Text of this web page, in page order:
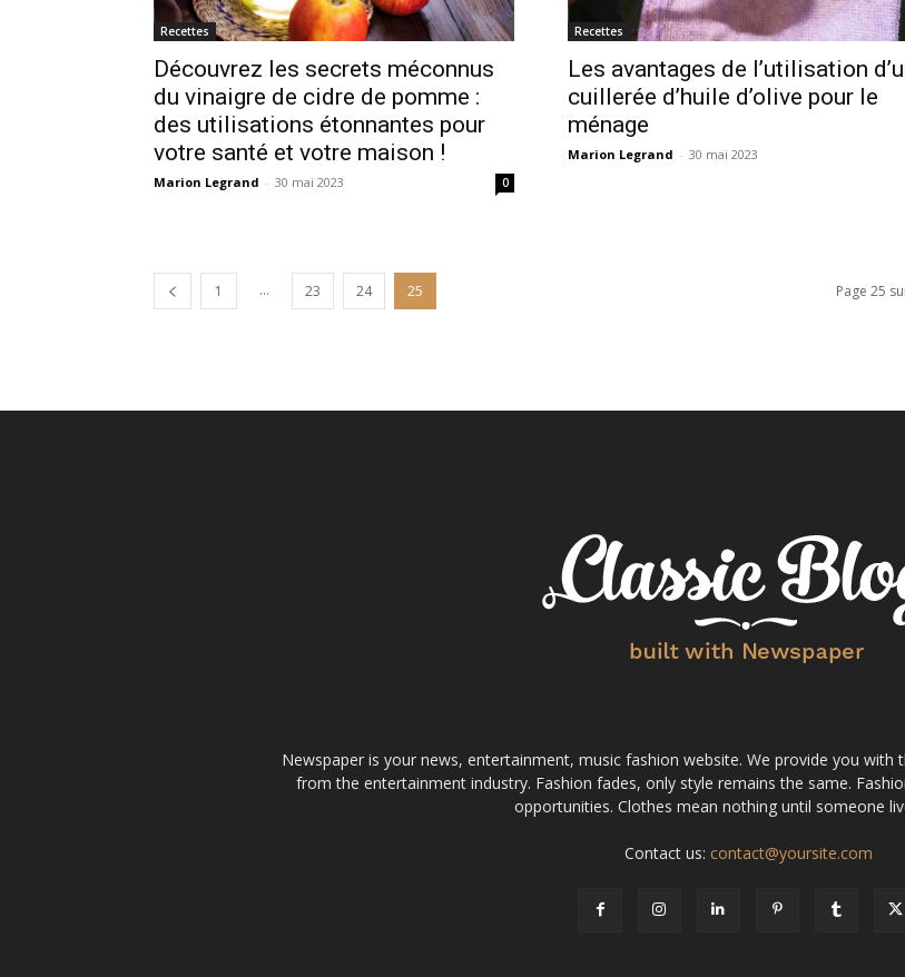
Recettes
Découvrez les secrets méconnus
du vinaigre de cidre de pomme :
des utilisations étonnantes pour
votre santé et votre maison !
Marion Legrand - 30 mai 2023 0
Recettes
Les avantages de l’utilisation
cuillerée d’huile d’olive pour le
ménage
Marion Legrand - 30 mai 2023
1 ... 23 24 25 Page 25
Newspaper is your news, entertainment, music fashion website. We provide you with
from the entertainment industry. Fashion fades, only style remains the same.
opportunities. Clothes mean nothing until someone
Contact us: contact@yoursite.com